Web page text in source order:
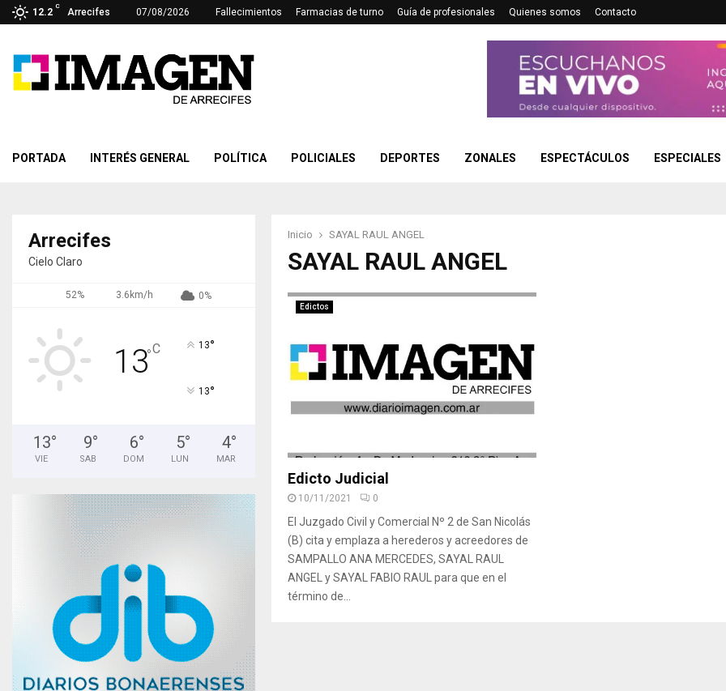
12.2
C
Arrecifes 07/08/2026 Fallecimientos Farmacias de turno Guía de profesionales Quienes somos Contacto
PORTADA INTERÉS GENERAL POLÍTICA POLICIALES DEPORTES ZONALES ESPECTÁCULOS ESPECIALES
Inicio SAYAL RAUL ANGEL
SAYAL RAUL ANGEL
Edictos
Edicto Judicial
10/11/2021 0
El Juzgado Civil y Comercial Nº 2 de San Nicolás
(B) cita y emplaza a herederos y acreedores de
SAMPALLO ANA MERCEDES, SAYAL RAUL
ANGEL y SAYAL FABIO RAUL para que en el
término de...
Arrecifes
Cielo Claro
52% 3.6km/h 0%
13°C 13°
13°
13°
VIE
9°
SAB
6°
DOM
5°
LUN
4°
MAR